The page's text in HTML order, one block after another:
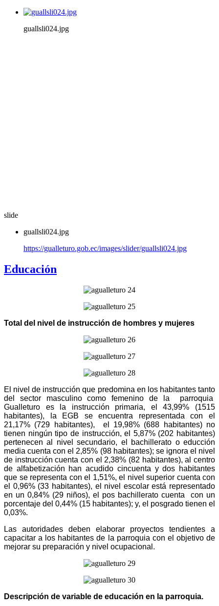
guallsli024.jpg
slide
guallsli024.jpg
https://gualleturo.gob.ec/images/slider/guallsli024.jpg
Educación
Total del nivel de instrucción de hombres y mujeres
El nivel de instrucción que predomina en los habitantes tanto
del sector masculino como femenino de la parroquia
Gualleturo es la instrucción primaria, el 43,99% (1515
habitantes), la EGB se encuentra representada con el
21,17% (729 habitantes), el 19,98% (688 habitantes) no
tienen ningún tipo de instrucción, el 5,87% (202 habitantes)
pertenecen al nivel secundario, el bachillerato o educción
media cuenta con el 2,85% (98 habitantes); se ignora el nivel
de instrucción cuenta con el 2,38% (82 habitantes), al centro
de alfabetización han acudido cincuenta y dos habitantes
que se representa con el 1,51%, el nivel superior cuenta con
el 0,96% (33 habitantes), el nivel escolar está representado
en un 0,84% (29 niños), el pos bachillerato cuenta con un
porcentaje del 0,44% (15 habitantes); y, el posgrado tienen el
0,03%.
Las autoridades deben elaborar proyectos tendientes a
capacitar a los habitantes de la parroquia con el objetivo de
mejorar su preparación y nivel ocupacional.
Descripción de variable de educación en la parroquia.